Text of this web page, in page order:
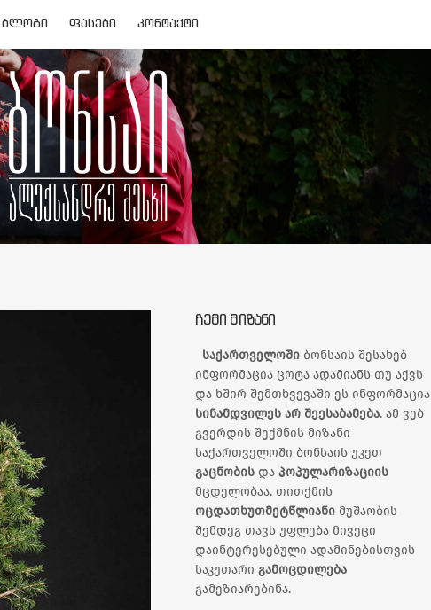
ᲑᲚᲝᲒᲘ ᲤᲐᲡᲔᲑᲘ ᲙᲝᲜᲢᲐᲥᲢᲘ
ᲩᲔᲛᲘ ᲛᲘᲖᲐᲜᲘ
საქართველოში ბონსაის შესახებ
ინფორმაცია ცოტა ადამიანს თუ აქვს
და ხშირ შემთხვევაში ეს ინფორმაცია
სინამდვილეს არ შეესაბამება. ამ ვებ
გვერდის შექმნის მიზანი
საქართველოში ბონსაის უკეთ
გაცნობის დაპოპულარიზაციის
მცდელობაა. თითქმის
ოცდათხუთმეტწლიანი მუშაობის
შემდეგ თავს უფლება მივეცი
დაინტერესებული ადამინებისთვის
საკუთარიგამოცდილება
გამეზიარებინა.